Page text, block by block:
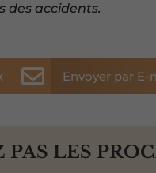
des accidents.
 Envoyer par E-
PAS LES